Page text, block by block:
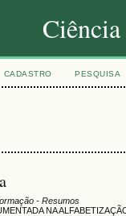
CADASTRO PESQUISA
- Resumos
NA